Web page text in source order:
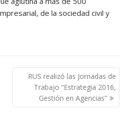
de la sociedad civil y
RUS realizó las Jornadas de
Trabajo “Estrategia 2016,
Gestión en Agencias”